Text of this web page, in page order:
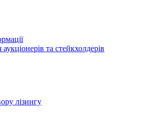
та стейкхолдерів
лізингу